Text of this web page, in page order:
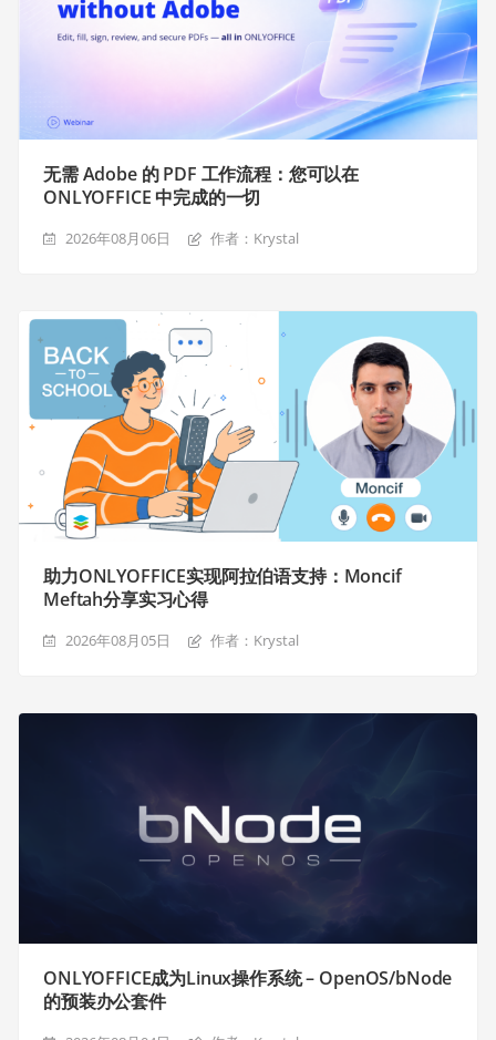
无需 Adobe 的 PDF 工作流程：您可以在
ONLYOFFICE 中完成的一切
2026年08月06日 作者：Krystal
助力ONLYOFFICE实现阿拉伯语支持：Moncif
Meftah分享实习心得
2026年08月05日 作者：Krystal
ONLYOFFICE成为Linux操作系统 – OpenOS/bNode
的预装办公套件